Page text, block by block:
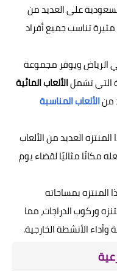
على العديد من
تناسب جميع أفراد
الرياض ويوفر مجموعة
التي تشملالألعاب المائية
منالألعاب المناسبة
العديد من الألعاب
مكانًا مثاليًا لقضاء يوم
المنتزه بمساحاته
وركوب الدراجات، مما
وأداء الأنشطة الخارجية.